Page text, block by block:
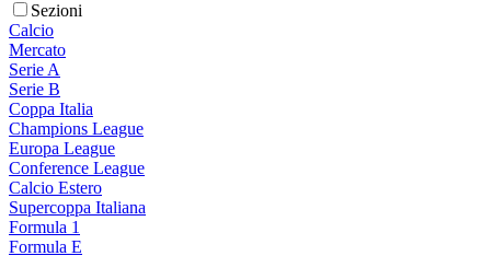
Sezioni
Calcio
Mercato
Serie A
Serie B
Coppa Italia
Champions League
Europa League
Conference League
Calcio Estero
Supercoppa Italiana
Formula 1
Formula E